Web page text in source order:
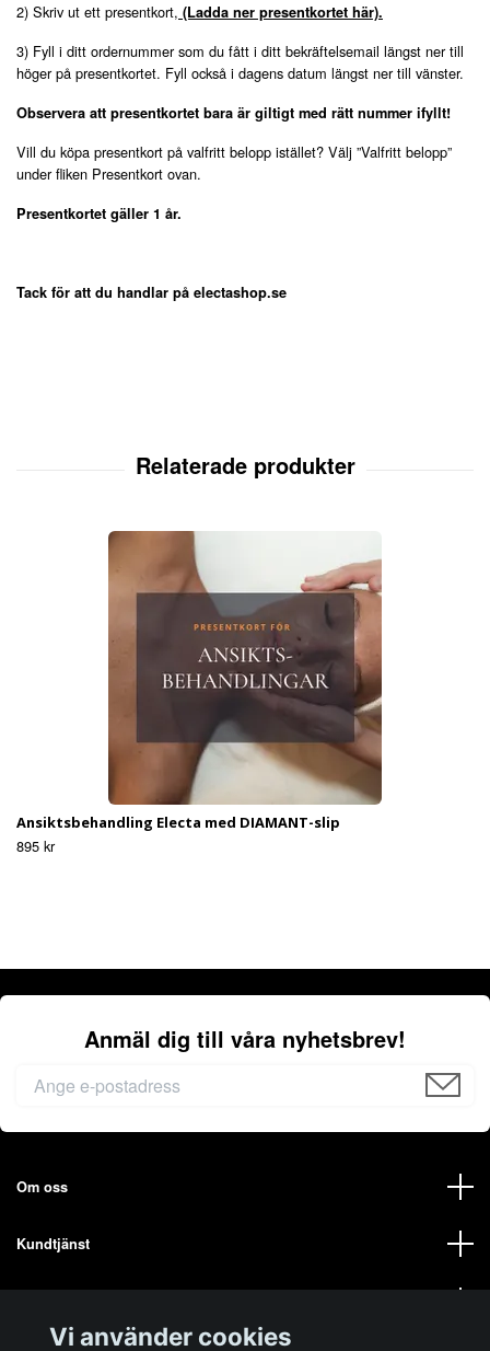
2) Skriv ut ett presentkort, (Ladda ner presentkortet här).
3) Fyll i ditt ordernummer som du fått i ditt bekräftelsemail längst ner till
höger på presentkortet. Fyll också i dagens datum längst ner till vänster.
Observera att presentkortet bara är giltigt med rätt nummer ifyllt!
Vill du köpa presentkort på valfritt belopp istället? Välj ”Valfritt belopp”
under fliken Presentkort ovan.
Presentkortet gäller 1 år.
Tack för att du handlar på electashop.se
Ansiktsbehandling Electa med DIAMANT-slip
895 kr
Anmäl dig till våra nyhetsbrev!
Om oss
Kundtjänst
Vi använder cookies